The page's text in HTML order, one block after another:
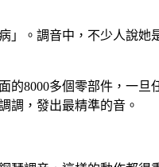
。調音中，不少人說她
8000多個零部件，一
調，發出最精準的音。